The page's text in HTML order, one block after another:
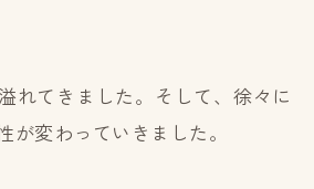
れてきました。そして、徐々に
が変わっていきました。